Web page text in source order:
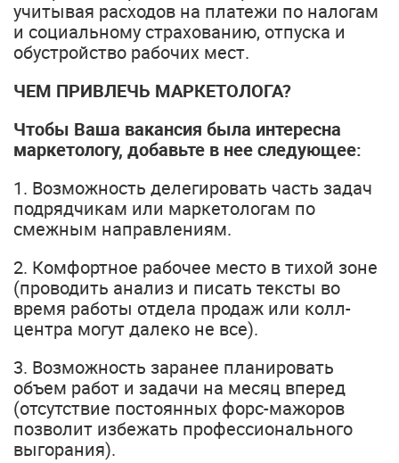
учитывая расходов на платежи по налогам
и социальному страхованию, отпуска и
обустройство рабочих мест.
ЧЕМ ПРИВЛЕЧЬ МАРКЕТОЛОГА?
Чтобы Ваша вакансия была интересна
маркетологу, добавьте в нее следующее:
1. Возможность делегировать часть задач
подрядчикам или маркетологам по
смежным направлениям.
2. Комфортное рабочее место в тихой зоне
(проводить анализ и писать тексты во
время работы отдела продаж или колл-
центра могут далеко не все).
3. Возможность заранее планировать
объем работ и задачи на месяц вперед
(отсутствие постоянных форс-мажоров
позволит избежать профессионального
выгорания).